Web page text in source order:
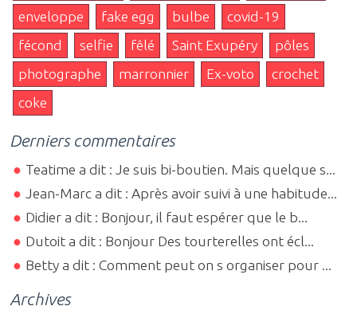
enveloppe
fake egg bulbe
covid-19
fécond
selfie fêlé Saint Exupéry
pôles
photographe
marronnier Ex-voto
crochet
coke
Derniers commentaires
Teatime a dit : Je suis bi-boutien. Mais quelque s...
Jean-Marc a dit : Après avoir suivi à une habitude...
Didier a dit : Bonjour, il faut espérer que le b...
Dutoit a dit : Bonjour Des tourterelles ont écl...
Betty a dit : Comment peut on s organiser pour ...
Archives